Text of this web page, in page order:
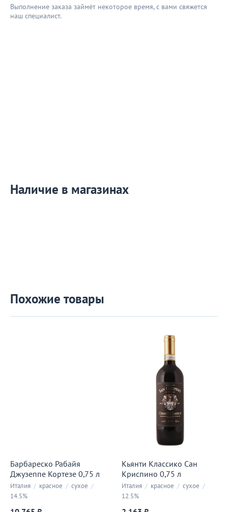
Выполнение заказа займёт некоторое время, с вами свяжется
наш специaлист.
Наличие в магазинах
Похожие товары
Барбареско Рабайя
Джузеппе Кортезе 0,75 л
Италия / красное / сухое /
14.5%
Кьянти Классико Сан
Криспино 0,75 л
Италия / красное / сухое /
12.5%